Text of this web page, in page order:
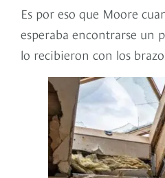
Es por eso que Moore
esperaba encontrarse un
lo recibieron con los